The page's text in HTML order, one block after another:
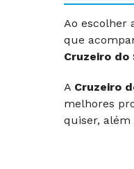
Ao escolher
que
Cruzeiro
A Cruzeiro
melhores
quiser, além